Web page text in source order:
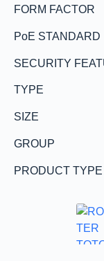
FORM FACTOR
PoE STANDARD
SECURITY
TYPE
SIZE
GROUP
PRODUCT TYPE